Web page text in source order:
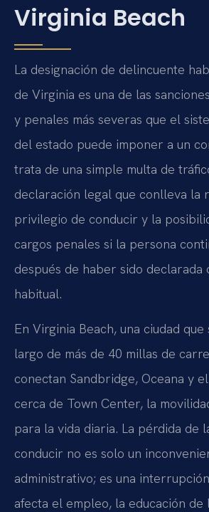
Virginia Beach
La designación de delincuente
de Virginia es una de las
y penales más severas que el
del estado puede imponer a un
trata de una simple multa de
declaración legal que conlleva la
privilegio de conducir y la
cargos penales si la persona
después de haber sido declarada
habitual.
En Virginia Beach, una ciudad
largo de más de 40 millas de
conectan Sandbridge, Oceana y
cerca de Town Center, la
para la vida diaria. La pérdida de
conducir no es solo un
administrativo; es una
afecta el empleo, la educación de